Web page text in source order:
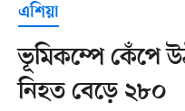
এশিয়া
ভূমিকম্পে কেঁপে
নিহত বেড়ে ২৮০